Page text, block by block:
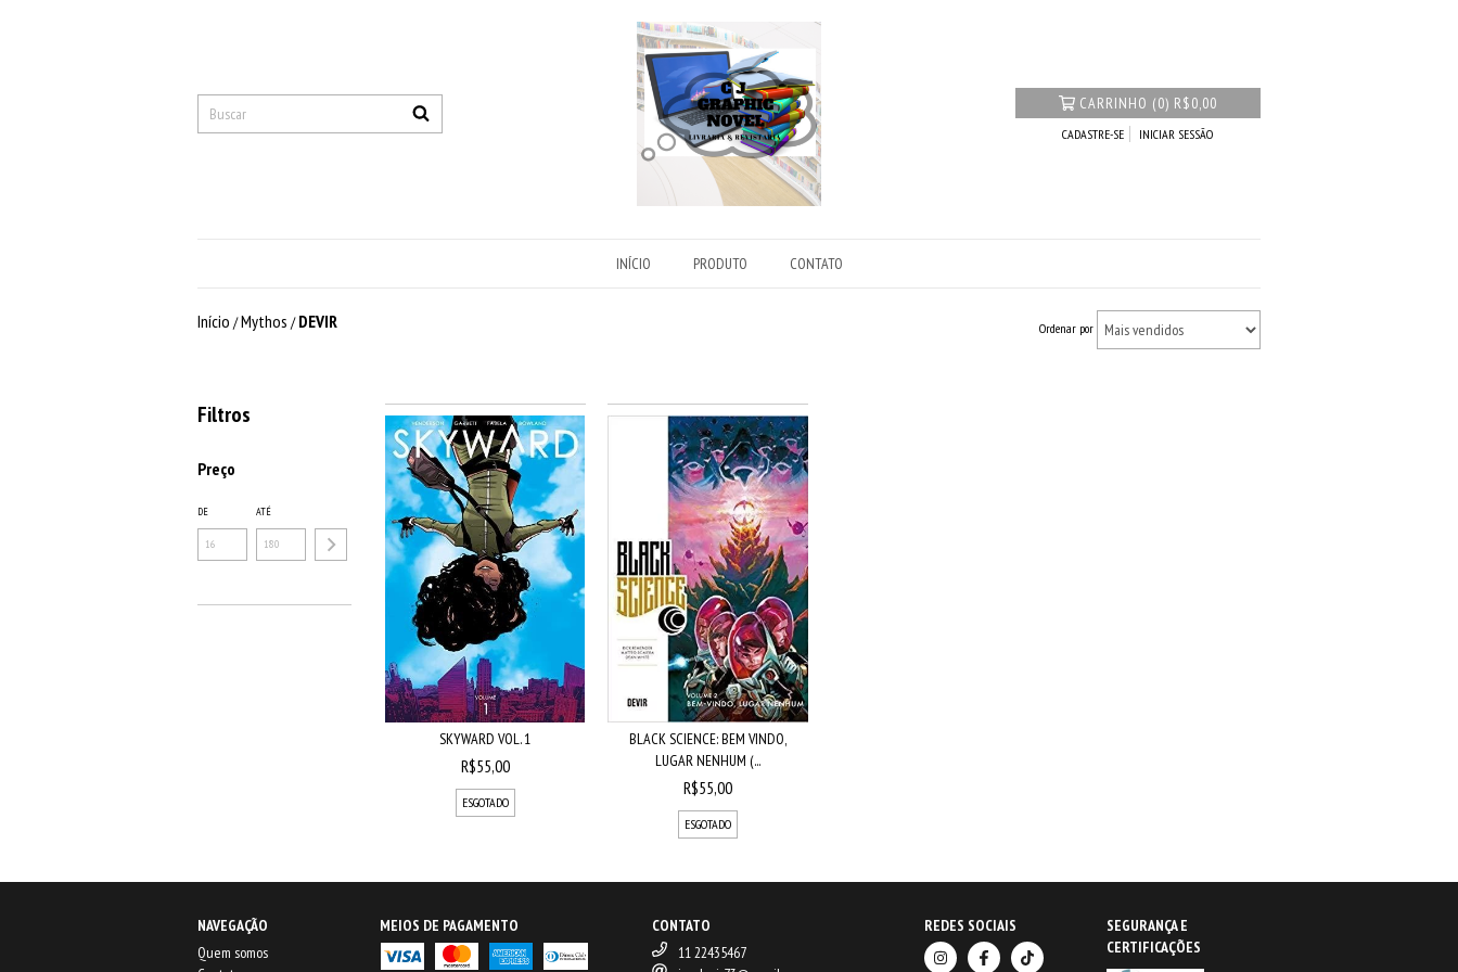
CARRINHO (0) R$0,00
CADASTRE-SE INICIAR SESSÃO
INÍCIO PRODUTO CONTATO
Início /Mythos / DEVIR Ordenar por
Filtros
Preço
DE ATÉ
SKYWARD VOL. 1
R$55,00
ESGOTADO
BLACK SCIENCE: BEM VINDO,
LUGAR NENHUM (...
R$55,00
ESGOTADO
NAVEGAÇÃO
Quem somos
MEIOS DE PAGAMENTO
CONTATO
11 22435467
REDES SOCIAIS
SEGURANÇA E
CERTIFICAÇÕES